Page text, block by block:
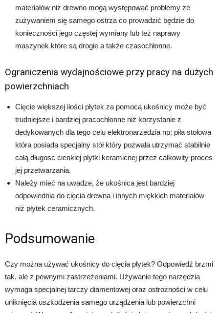
materiałów niż drewno mogą występować problemy ze
zużywaniem się samego ostrza co prowadzić będzie do
konieczności jego częstej wymiany lub też naprawy
maszynek które są drogie a także czasochłonne.
Ograniczenia wydajnościowe przy pracy na dużych
powierzchniach
Cięcie większej ilości płytek za pomocą ukośnicy może być
trudniejsze i bardziej pracochłonne niż korzystanie z
dedykowanych dla tego celu elektronarzedzia np: piła stołowa
która posiada specjalny stół który pozwala utrzymać stabilnie
całą długosc cienkiej plytki keramicnej przez calkowity proces
jej przetwarzania.
Należy mieć na uwadze, że ukośnica jest bardziej
odpowiednia do cięcia drewna i innych miękkich materiałów
niż płytek ceramicznych.
Podsumowanie
Czy można używać ukośnicy do cięcia płytek? Odpowiedź brzmi
tak, ale z pewnymi zastrzeżeniami. Używanie tego narzędzia
wymaga specjalnej tarczy diamentowej oraz ostrożności w celu
uniknięcia uszkodzenia samego urządzenia lub powierzchni